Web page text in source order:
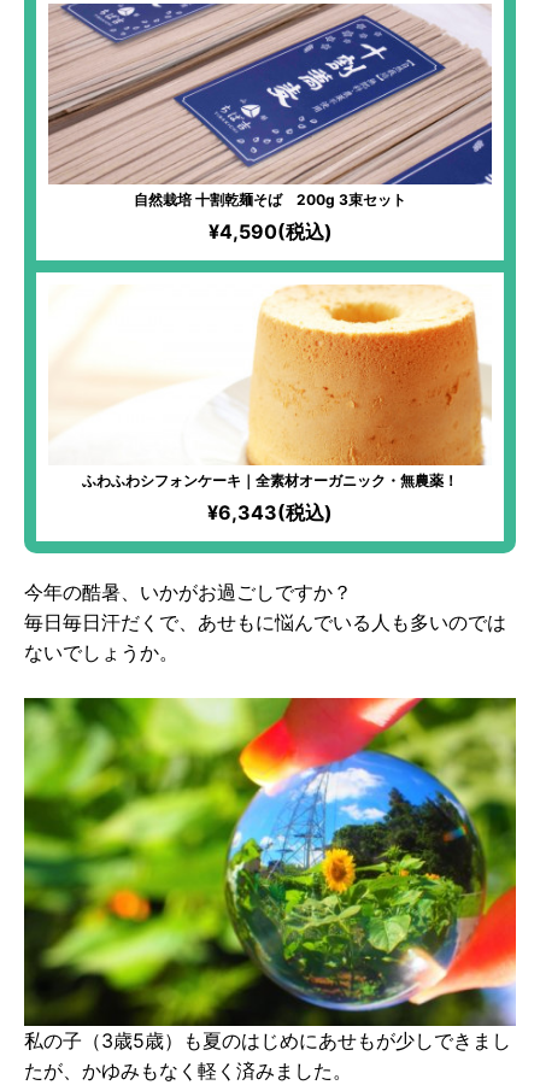
自然栽培 十割乾麺そば 200g 3束セット
¥4,590(税込)
ふわふわシフォンケーキ｜全素材オーガニック・無農薬！
¥6,343(税込)
今年の酷暑、いかがお過ごしですか？
毎日毎日汗だくで、あせもに悩んでいる人も多いのでは
ないでしょうか。
私の子（3歳5歳）も夏のはじめにあせもが少しできまし
たが、かゆみもなく軽く済みました。